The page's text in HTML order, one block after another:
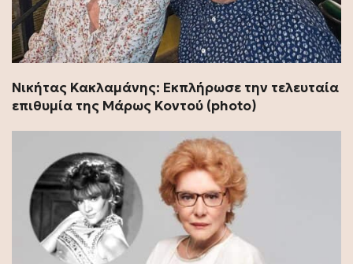
Νικήτας Κακλαμάνης: Εκπλήρωσε την τελευταία
επιθυμία της Μάρως Κοντού (photo)